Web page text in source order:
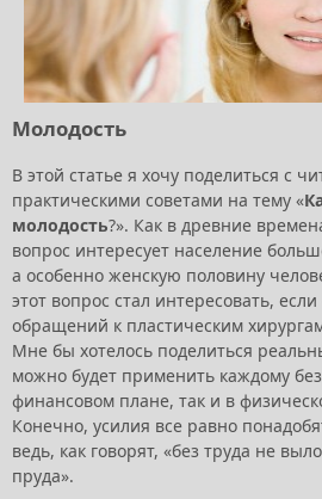
Молодость
В этой статье я хочу поделиться с
практическими советами на тему «
молодость?». Как в древние
вопрос интересует население
а особенно женскую половину
этот вопрос стал интересовать,
обращений к пластическим
Мне бы хотелось поделиться
можно будет применить каждому
финансовом плане, так и в
Конечно, усилия все равно
ведь, как говорят, «без труда не
пруда».